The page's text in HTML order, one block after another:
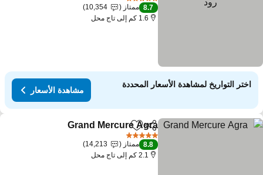
8.7 ممتاز
10,354
1.6 كم إلى تاج محل
اختر التواريخ لمشاهدة الأسعار المحددة
مشاهدة الأسعار
مشاركةAdd to favorites
Grand Mercure Agra
8.8 ممتاز
14,213
2.1 كم إلى تاج محل